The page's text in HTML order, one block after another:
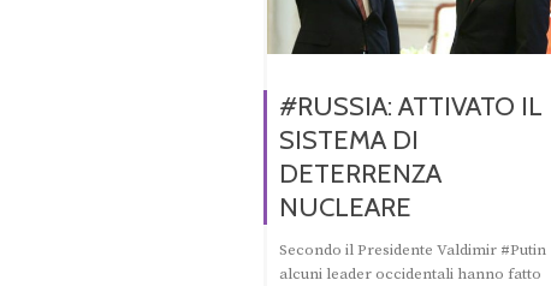
#RUSSIA: ATTIVATO IL
SISTEMA DI
DETERRENZA
NUCLEARE
Secondo il Presidente Valdimir #Putin
alcuni leader occidentali hanno fatto